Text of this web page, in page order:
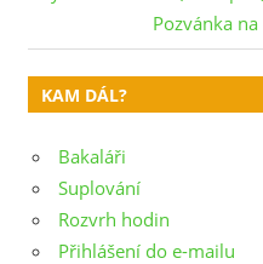
pro
příspěvek
Next
Post:
Pozvánka
KAM DÁL?
Bakaláři
Suplování
Rozvrh hodin
Přihlášení do e-mailu